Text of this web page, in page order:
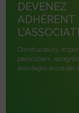
DEVENEZ
ADHÉRENT
Constructeurs,
particuliers,
avantages accordés